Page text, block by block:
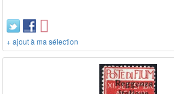
+ ajout à ma sélection